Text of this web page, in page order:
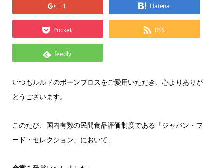
+1 Hatena
Pocket RSS
feedly
いつもルルドのボーンブロスをご愛用いただき、心よりありが
とうございます。
このたび、国内有数の民間食品評価制度である「ジャパン・フ
ード・セレクション」において、